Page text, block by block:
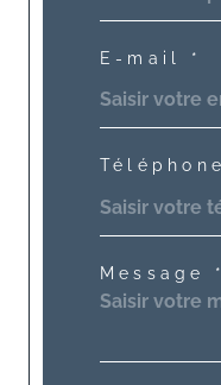
E-mail *
Message *